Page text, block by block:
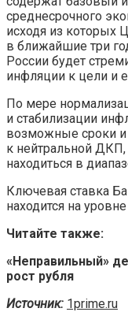
среднесрочного
исходя из которых
в ближайшие три
России будет
инфляции к цели и
По мере
и стабилизации
возможные сроки и
к нейтральной ДКП,
находиться в
Ключевая ставка
находится на
Читайте также:
«Неправильный»
рост рубля
Источник: 1prime.ru